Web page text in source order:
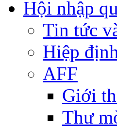
Hội nhập
Tin tức
Hiệp
AFF
Giới
Thư